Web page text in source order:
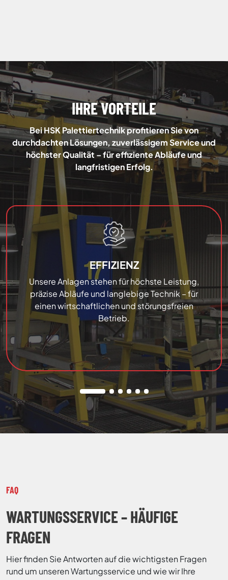
IHRE VORTEILE
Bei HSK Palettiertechnik profitieren Sie von
durchdachten Lösungen, zuverlässigem Service und
höchster Qualität – für effiziente Abläufe und
langfristigen Erfolg.
EFFIZIENZ
Unsere Anlagen stehen für höchste Leistung,
präzise Abläufe und langlebige Technik – für
einen wirtschaftlichen und störungsfreien
Betrieb.
FAQ
WARTUNGSSERVICE – HÄUFIGE
FRAGEN
Hier finden Sie Antworten auf die wichtigsten Fragen
rund um unseren Wartungsservice und wie wir Ihre